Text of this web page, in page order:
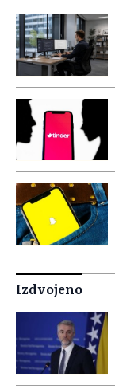
Izdvojeno